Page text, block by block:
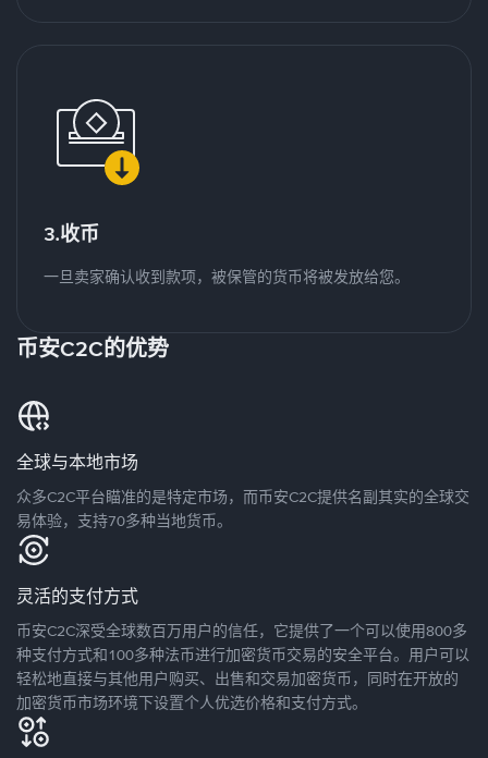
3.收币
一旦卖家确认收到款项，被保管的货币将被发放给您。
币安C2C的优势
全球与本地市场
众多C2C平台瞄准的是特定市场，而币安C2C提供名副其实的全球交
易体验，支持70多种当地货币。
灵活的支付方式
币安C2C深受全球数百万用户的信任，它提供了一个可以使用800多
种支付方式和100多种法币进行加密货币交易的安全平台。用户可以
轻松地直接与其他用户购买、出售和交易加密货币，同时在开放的
加密货币市场环境下设置个人优选价格和支付方式。